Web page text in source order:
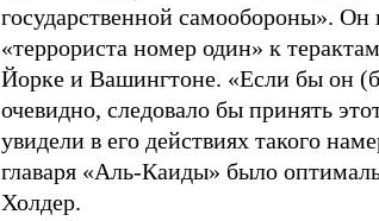
государственной самообороны».
«террориста номер один» к
Йорке и Вашингтоне. «Если бы он
очевидно, следовало бы принять
увидели в его действиях такого
главаря «Аль-Каиды» было
Холдер.